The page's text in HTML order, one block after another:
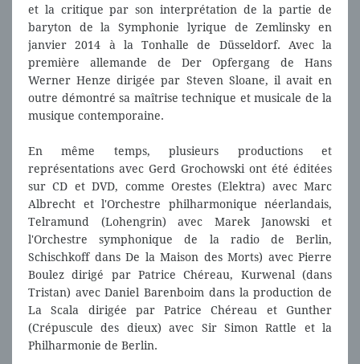
et la critique par son interprétation de la partie de
baryton de la Symphonie lyrique de Zemlinsky en
janvier 2014 à la Tonhalle de Düsseldorf. Avec la
première allemande de Der Opfergang de Hans
Werner Henze dirigée par Steven Sloane, il avait en
outre démontré sa maîtrise technique et musicale de la
musique contemporaine.
En même temps, plusieurs productions et
représentations avec Gerd Grochowski ont été éditées
sur CD et DVD, comme Orestes (Elektra) avec Marc
Albrecht et l'Orchestre philharmonique néerlandais,
Telramund (Lohengrin) avec Marek Janowski et
l'Orchestre symphonique de la radio de Berlin,
Schischkoff dans De la Maison des Morts) avec Pierre
Boulez dirigé par Patrice Chéreau, Kurwenal (dans
Tristan) avec Daniel Barenboim dans la production de
La Scala dirigée par Patrice Chéreau et Gunther
(Crépuscule des dieux) avec Sir Simon Rattle et la
Philharmonie de Berlin.